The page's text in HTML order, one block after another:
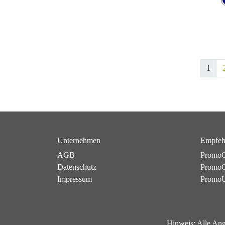
1
Unternehmen
AGB
Datenschutz
Impressum
Hinweis: Alle